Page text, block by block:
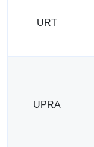
URT
UPRA